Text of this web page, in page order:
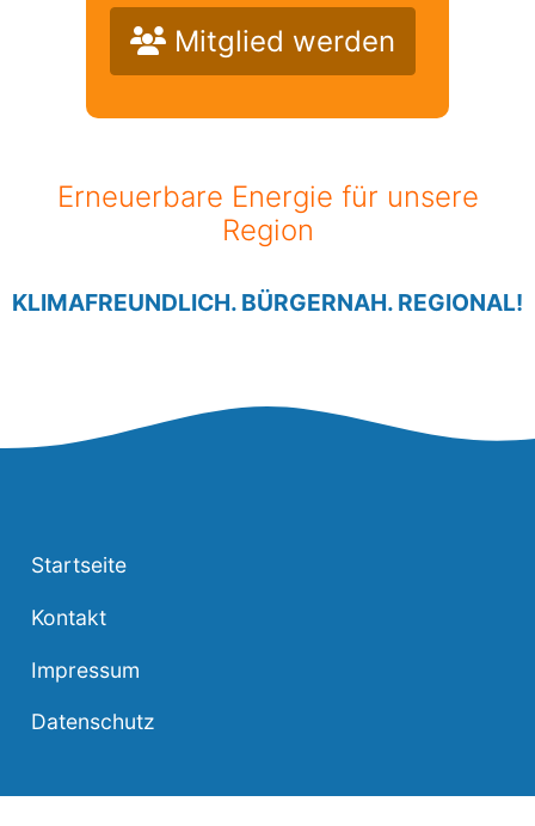
Mitglied werden
Erneuerbare Energie für unsere
Region
KLIMAFREUNDLICH. BÜRGERNAH. REGIONAL!
Startseite
Kontakt
Impressum
Datenschutz